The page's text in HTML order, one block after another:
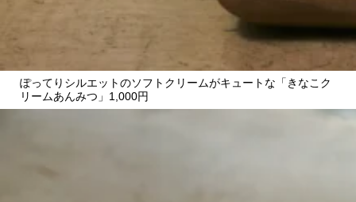
MAIN MENU
SERIES
ぽってりシルエットのソフトクリームがキュートな「きなこク
リームあんみつ」1,000円